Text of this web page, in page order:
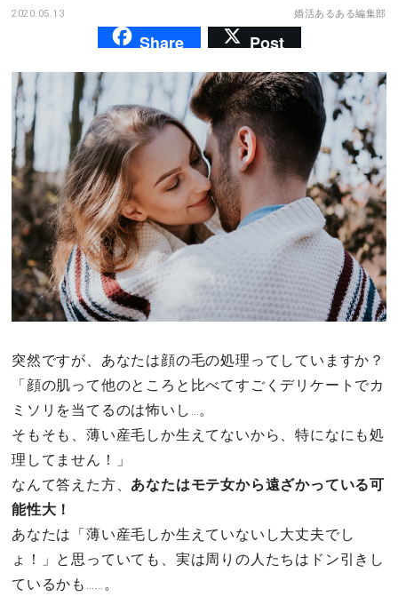
マッチングアプリ
あるある
その他
ドキドキ
仕事とキャリア
特集
ファッション・美容
グルメ
趣味・旅行
セックスライフ
不倫・だめ男
2020.05.13 婚活あるある編集部
Share Post
突然ですが、あなたは顔の毛の処理ってしていますか？
「顔の肌って他のところと比べてすごくデリケートでカ
ミソリを当てるのは怖いし…。
そもそも、薄い産毛しか生えてないから、特になにも処
理してません！」
なんて答えた方、 あなたはモテ女から遠ざかっている可
能性大！
あなたは「薄い産毛しか生えていないし大丈夫でし
ょ！」と思っていても、実は周りの人たちはドン引きし
ているかも……。